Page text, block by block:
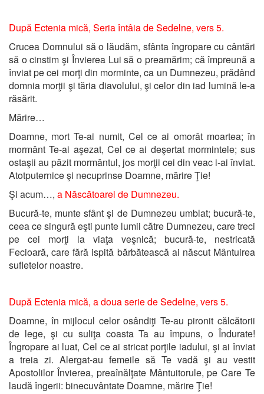
După Ectenia mică, Seria întâia de Sedelne, vers 5.
Crucea Domnului să o lăudăm, sfânta îngropare cu cântări
să o cinstim şi Învierea Lui să o preamărim; că împreună a
înviat pe cei morţi din morminte, ca un Dumnezeu, prădând
domnia morţii şi tăria diavolului, şi celor din iad lumină le-a
răsărit.
Mărire…
Doamne, mort Te-ai numit, Cel ce ai omorât moartea; în
mormânt Te-ai aşezat, Cel ce ai deşertat mormintele; sus
ostaşii au păzit mormântul, jos morţii cei din veac i-ai înviat.
Atotputernice şi necuprinse Doamne, mărire Ţie!
Şi acum…, a Născătoarei de Dumnezeu.
Bucură-te, munte sfânt şi de Dumnezeu umblat; bucură-te,
ceea ce singură eşti punte lumii către Dumnezeu, care treci
pe cei morţi la viaţa veşnică; bucură-te, nestricată
Fecioară, care fără ispită bărbătească ai născut Mântuirea
sufletelor noastre.
După Ectenia mică, a doua serie de Sedelne, vers 5.
Doamne, în mijlocul celor osândiţi Te-au pironit călcătorii
de lege, şi cu suliţa coasta Ta au împuns, o Îndurate!
Îngropare ai luat, Cel ce ai stricat porţile iadului, şi ai înviat
a treia zi. Alergat-au femeile să Te vadă şi au vestit
Apostolilor Învierea, preaînălţate Mântuitorule, pe Care Te
laudă îngerii: binecuvântate Doamne, mărire Ţie!